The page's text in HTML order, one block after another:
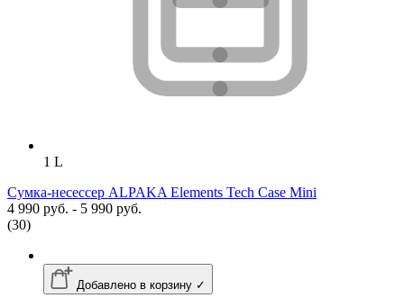
1 L
Сумка-несессер ALPAKA Elements Tech Case Mini
4 990 руб. - 5 990 руб.
(30)
Добавлено в корзину ✓